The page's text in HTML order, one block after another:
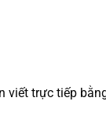
viết trực tiếp